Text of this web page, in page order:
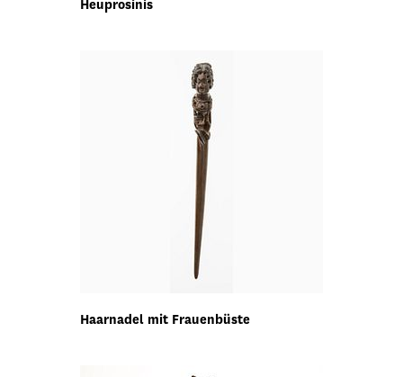
Heuprosinis
Haarnadel mit Frauenbüste